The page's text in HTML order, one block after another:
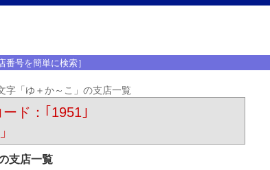
番号を簡単に検索］
字「ゆ＋か～こ」の支店一覧
ド：｢1951｣
支店一覧